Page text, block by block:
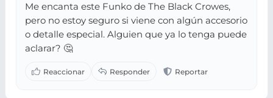
Me encanta este Funko de The Black Crowes,
pero no estoy seguro si viene con algún accesorio
o detalle especial. Alguien que ya lo tenga puede
aclarar? 🤔